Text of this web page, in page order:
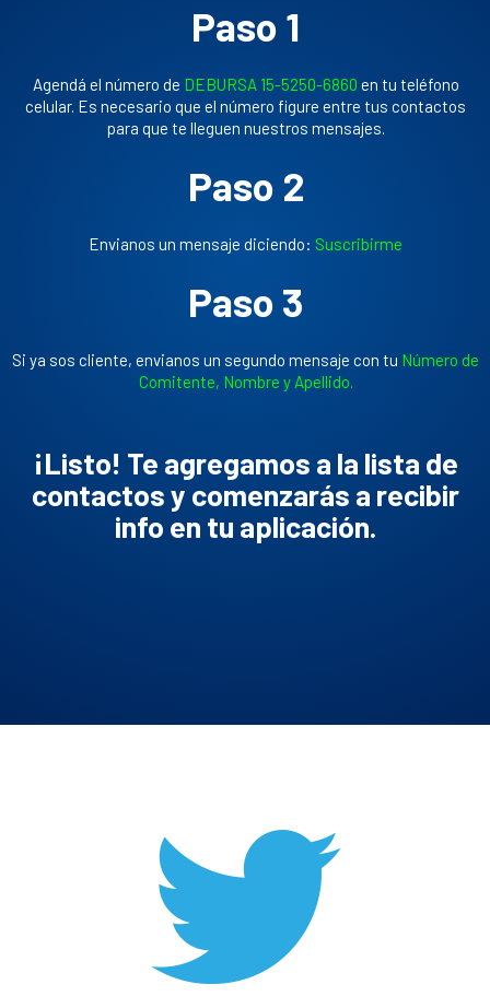
Paso 1
Agendá el número de DEBURSA 15-5250-6860 en tu teléfono
celular. Es necesario que el número figure entre tus contactos
para que te lleguen nuestros mensajes.
Paso 2
Envianos un mensaje diciendo: Suscribirme
Paso 3
Si ya sos cliente, envianos un segundo mensaje con tu Número de
Comitente, Nombre y Apellido.
¡Listo! Te agregamos a la lista de
contactos y comenzarás a recibir
info en tu aplicación.